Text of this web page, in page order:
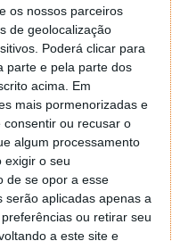
os nossos parceiros
de geolocalização
Poderá clicar para
parte e pela parte dos
acima. Em
mais pormenorizadas e
ou recusar o
algum processamento
exigir o seu
de se opor a esse
serão aplicadas apenas a
ou retirar seu
a este site e
2005 às 01:39
como for segue por mail
Faz da seguinte maneira,
com o botão direito do
separador Menu ‘Iniciar’
encontrarás no separador